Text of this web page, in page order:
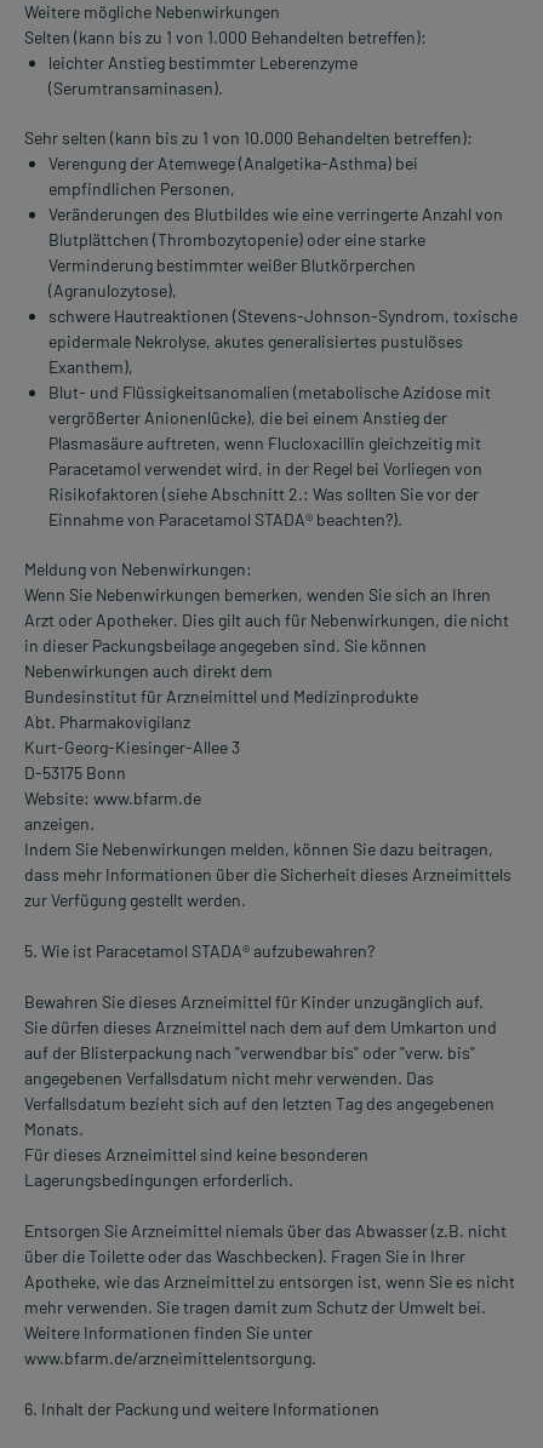
Weitere mögliche Nebenwirkungen
Selten (kann bis zu 1 von 1.000 Behandelten betreffen):
leichter Anstieg bestimmter Leberenzyme
(Serumtransaminasen).
Sehr selten (kann bis zu 1 von 10.000 Behandelten betreffen):
Verengung der Atemwege (Analgetika-Asthma) bei
empfindlichen Personen,
Veränderungen des Blutbildes wie eine verringerte Anzahl von
Blutplättchen (Thrombozytopenie) oder eine starke
Verminderung bestimmter weißer Blutkörperchen
(Agranulozytose),
schwere Hautreaktionen (Stevens-Johnson-Syndrom, toxische
epidermale Nekrolyse, akutes generalisiertes pustulöses
Exanthem),
Blut- und Flüssigkeitsanomalien (metabolische Azidose mit
vergrößerter Anionenlücke), die bei einem Anstieg der
Plasmasäure auftreten, wenn Flucloxacillin gleichzeitig mit
Paracetamol verwendet wird, in der Regel bei Vorliegen von
Risikofaktoren (siehe Abschnitt 2.: Was sollten Sie vor der
Einnahme von Paracetamol STADA® beachten?).
Meldung von Nebenwirkungen:
Wenn Sie Nebenwirkungen bemerken, wenden Sie sich an Ihren
Arzt oder Apotheker. Dies gilt auch für Nebenwirkungen, die nicht
in dieser Packungsbeilage angegeben sind. Sie können
Nebenwirkungen auch direkt dem
Bundesinstitut für Arzneimittel und Medizinprodukte
Abt. Pharmakovigilanz
Kurt-Georg-Kiesinger-Allee 3
D-53175 Bonn
Website: www.bfarm.de
anzeigen.
Indem Sie Nebenwirkungen melden, können Sie dazu beitragen,
dass mehr Informationen über die Sicherheit dieses Arzneimittels
zur Verfügung gestellt werden.
5. Wie ist Paracetamol STADA® aufzubewahren?
Bewahren Sie dieses Arzneimittel für Kinder unzugänglich auf.
Sie dürfen dieses Arzneimittel nach dem auf dem Umkarton und
auf der Blisterpackung nach "verwendbar bis" oder "verw. bis"
angegebenen Verfallsdatum nicht mehr verwenden. Das
Verfallsdatum bezieht sich auf den letzten Tag des angegebenen
Monats.
Für dieses Arzneimittel sind keine besonderen
Lagerungsbedingungen erforderlich.
Entsorgen Sie Arzneimittel niemals über das Abwasser (z.B. nicht
über die Toilette oder das Waschbecken). Fragen Sie in Ihrer
Apotheke, wie das Arzneimittel zu entsorgen ist, wenn Sie es nicht
mehr verwenden. Sie tragen damit zum Schutz der Umwelt bei.
Weitere Informationen finden Sie unter
www.bfarm.de/arzneimittelentsorgung.
6. Inhalt der Packung und weitere Informationen